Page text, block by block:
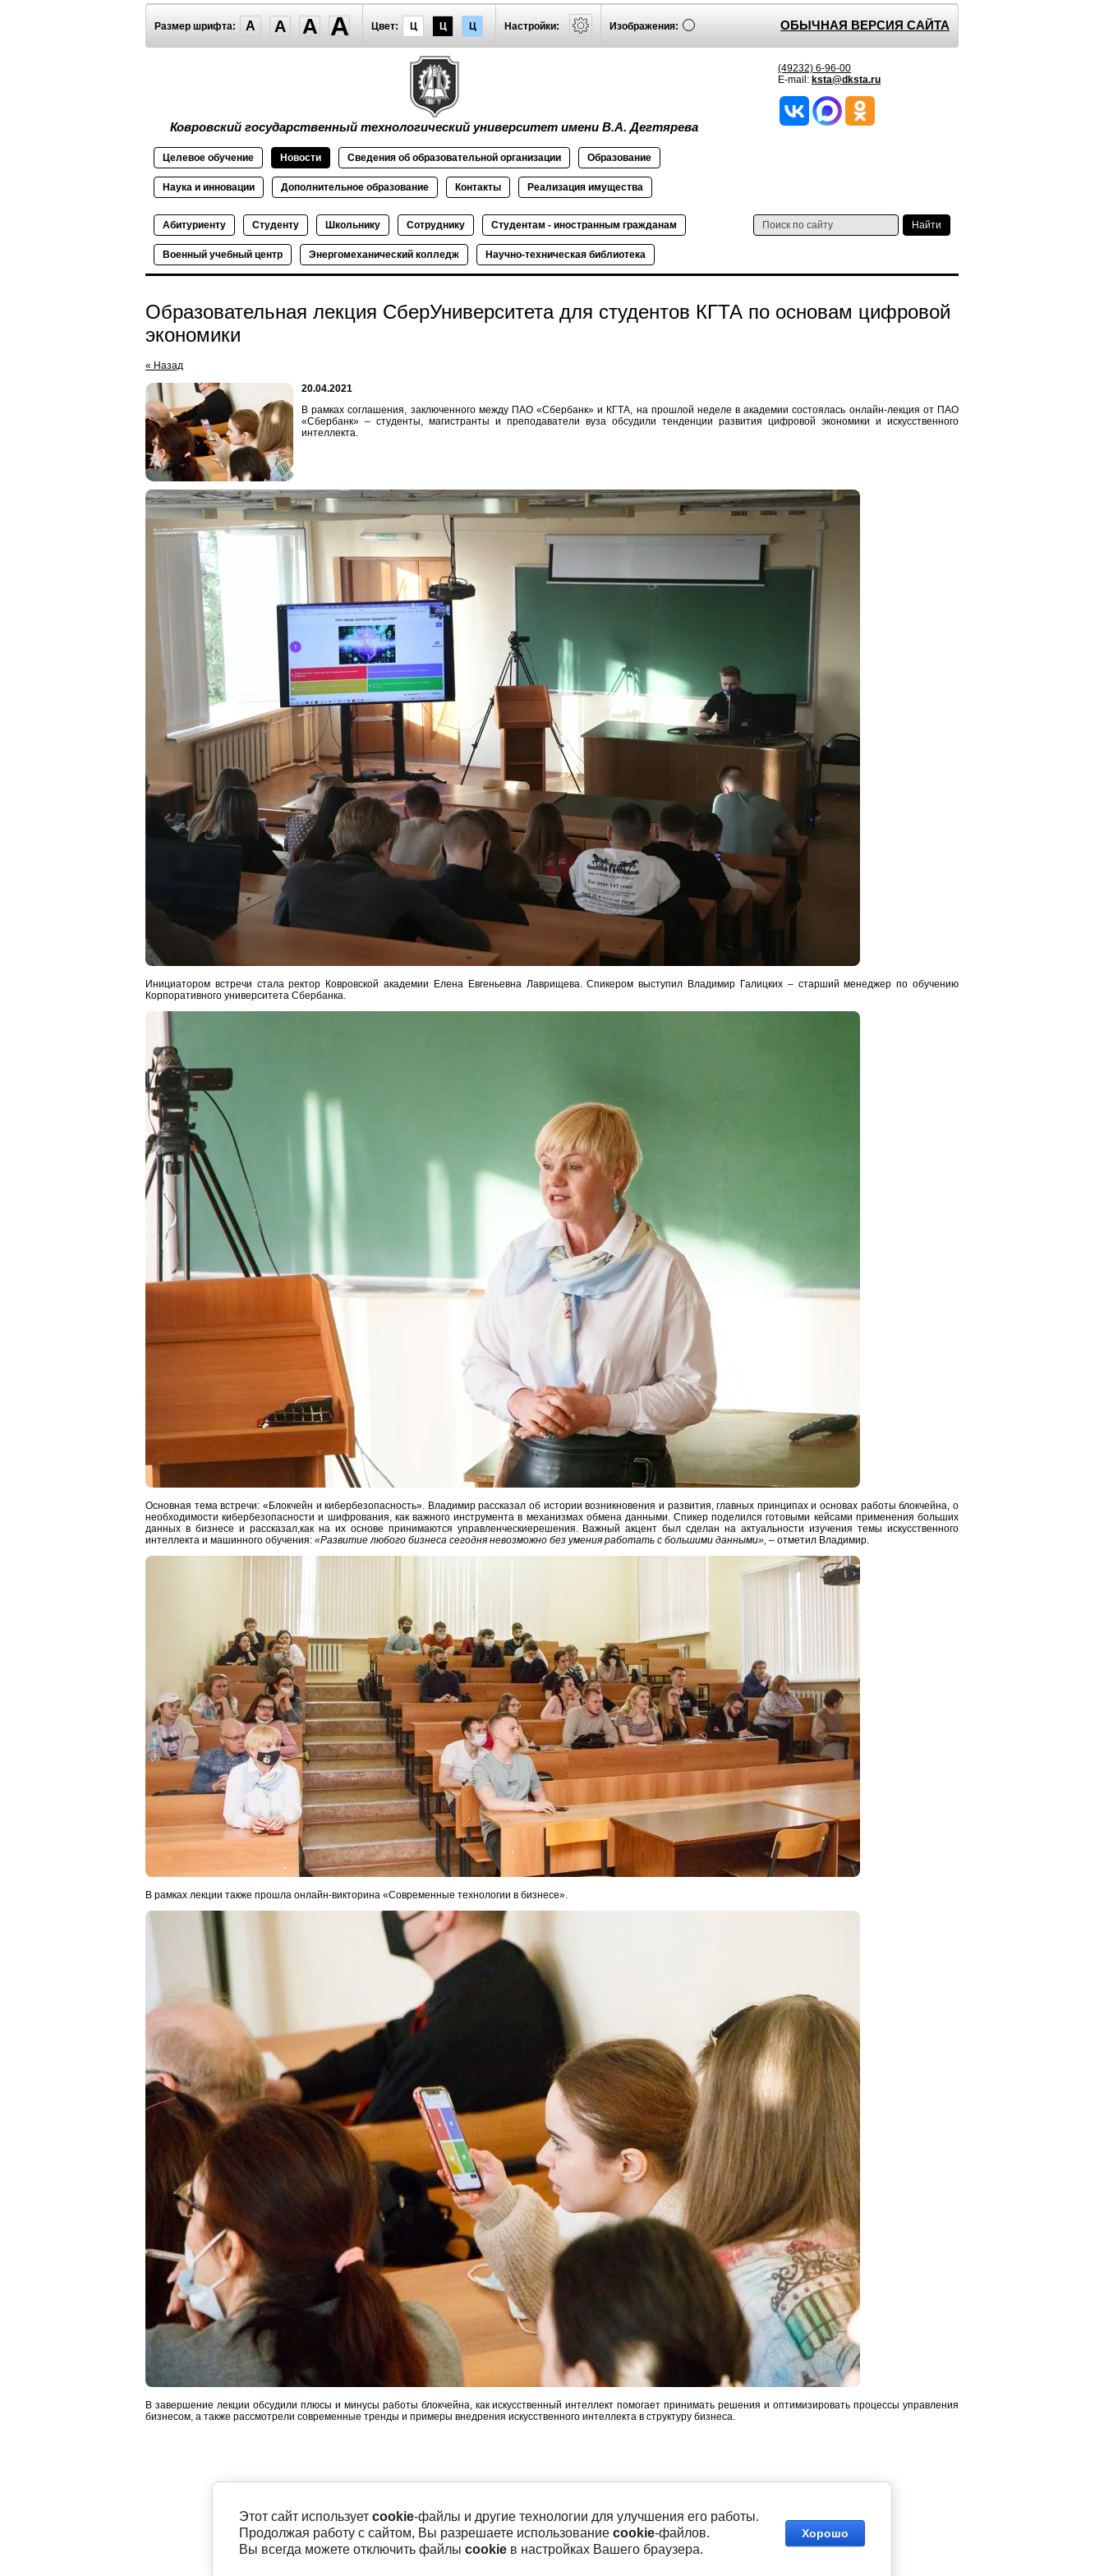
Размер шрифта: A A A A Цвет: Ц Ц Ц Настройки: Изображения: ОБЫЧНАЯ ВЕРСИЯ САЙТА
Ковровский государственный технологический университет имени В.А. Дегтярева
(49232) 6-96-00
E-mail: ksta@dksta.ru
Целевое обучение Новости Сведения об образовательной организации Образование
Наука и инновации Дополнительное образование Контакты Реализация имущества
Абитуриенту Студенту Школьнику Сотруднику Студентам - иностранным гражданам
Военный учебный центр Энергомеханический колледж Научно-техническая библиотека
Образовательная лекция СберУниверситета для студентов КГТА по основам цифровой
экономики
« Назад
20.04.2021
В рамках соглашения, заключенного между ПАО «Сбербанк» и КГТА, на прошлой неделе в академии состоялась онлайн-лекция от ПАО
«Сбербанк» – студенты, магистранты и преподаватели вуза обсудили тенденции развития цифровой экономики и искусственного
интеллекта.
Инициатором встречи стала ректор Ковровской академии Елена Евгеньевна Лаврищева. Спикером выступил Владимир Галицких – старший менеджер по обучению
Корпоративного университета Сбербанка.
Основная тема встречи: «Блокчейн и кибербезопасность». Владимир рассказал об истории возникновения и развития, главных принципах и основах работы блокчейна, о
необходимости кибербезопасности и шифрования, как важного инструмента в механизмах обмена данными. Спикер поделился готовыми кейсами применения больших
данных в бизнесе и рассказал,как на их основе принимаются управленческиерешения. Важный акцент был сделан на актуальности изучения темы искусственного
интеллекта и машинного обучения: «Развитие любого бизнеса сегодня невозможно без умения работать с большими данными», – отметил Владимир.
В рамках лекции также прошла онлайн-викторина «Современные технологии в бизнесе».
В завершение лекции обсудили плюсы и минусы работы блокчейна, как искусственный интеллект помогает принимать решения и оптимизировать процессы управления
бизнесом, а также рассмотрели современные тренды и примеры внедрения искусственного интеллекта в структуру бизнеса.
Этот сайт использует cookie-файлы и другие технологии для улучшения его работы.
Продолжая работу с сайтом, Вы разрешаете использованиеcookie-файлов.
Вы всегда можете отключить файлыcookie в настройках Вашего браузера.
Хорошо